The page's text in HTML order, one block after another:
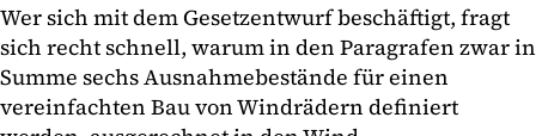
Wer sich mit dem Gesetzentwurf beschäftigt, fragt
sich recht schnell, warum in den Paragrafen zwar in
Summe sechs Ausnahmebestände für einen
vereinfachten Bau von Windrädern definiert